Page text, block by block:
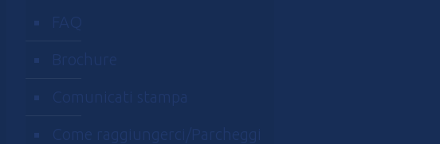
FAQ
Brochure
Comunicati stampa
Come raggiungerci/Parcheggi